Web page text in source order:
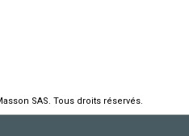
SAS. Tous droits réservés.